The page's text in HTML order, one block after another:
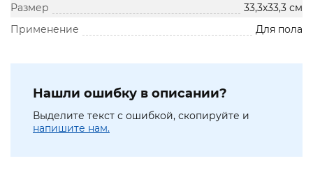
Размер
33,3х33,3 см
Применение
Для пола
Нашли ошибку в описании?
Выделите текст с ошибкой, скопируйте и
напишите нам.